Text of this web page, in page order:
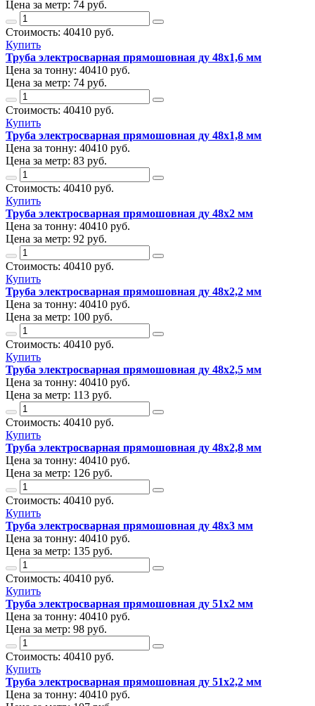
Цена за метр: 74 руб.
Стоимость: 40410 руб.
Купить
Труба электросварная прямошовная ду 48х1,6 мм
Цена за тонну: 40410 руб.
Цена за метр: 74 руб.
Стоимость: 40410 руб.
Купить
Труба электросварная прямошовная ду 48х1,8 мм
Цена за тонну: 40410 руб.
Цена за метр: 83 руб.
Стоимость: 40410 руб.
Купить
Труба электросварная прямошовная ду 48х2 мм
Цена за тонну: 40410 руб.
Цена за метр: 92 руб.
Стоимость: 40410 руб.
Купить
Труба электросварная прямошовная ду 48х2,2 мм
Цена за тонну: 40410 руб.
Цена за метр: 100 руб.
Стоимость: 40410 руб.
Купить
Труба электросварная прямошовная ду 48х2,5 мм
Цена за тонну: 40410 руб.
Цена за метр: 113 руб.
Стоимость: 40410 руб.
Купить
Труба электросварная прямошовная ду 48х2,8 мм
Цена за тонну: 40410 руб.
Цена за метр: 126 руб.
Стоимость: 40410 руб.
Купить
Труба электросварная прямошовная ду 48х3 мм
Цена за тонну: 40410 руб.
Цена за метр: 135 руб.
Стоимость: 40410 руб.
Купить
Труба электросварная прямошовная ду 51х2 мм
Цена за тонну: 40410 руб.
Цена за метр: 98 руб.
Стоимость: 40410 руб.
Купить
Труба электросварная прямошовная ду 51х2,2 мм
Цена за тонну: 40410 руб.